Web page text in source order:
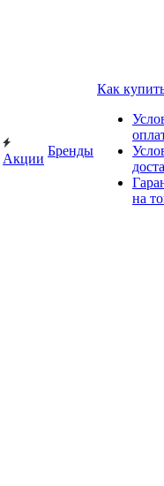
Акции
Бренды
Как
на